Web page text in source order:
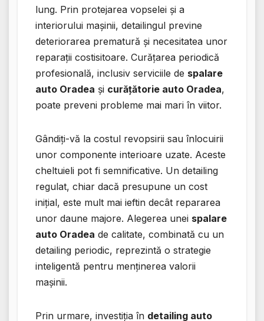
lung. Prin protejarea vopselei și a
interiorului mașinii, detailingul previne
deteriorarea prematură și necesitatea unor
reparații costisitoare. Curățarea periodică
profesională, inclusiv serviciile de spalare
auto Oradea și curățătorie auto Oradea,
poate preveni probleme mai mari în viitor.
Gândiți-vă la costul revopsirii sau înlocuirii
unor componente interioare uzate. Aceste
cheltuieli pot fi semnificative. Un detailing
regulat, chiar dacă presupune un cost
inițial, este mult mai ieftin decât repararea
unor daune majore. Alegerea unei spalare
auto Oradea de calitate, combinată cu un
detailing periodic, reprezintă o strategie
inteligentă pentru menținerea valorii
mașinii.
Prin urmare, investiția în detailing auto